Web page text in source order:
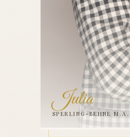
Julia
SPERLING-BEHNE M.A.